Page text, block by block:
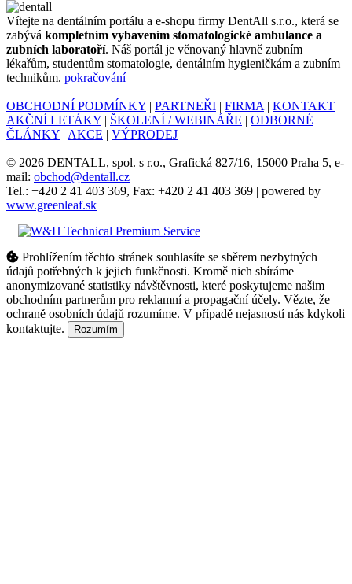
Ví­tejte na dentálním portálu a e-shopu firmy DentAll s.r.o., která se
zabývá kompletním vybavením stomatologické ambulance a
zubních laboratoří. Náš portál je věnovaný hlavně zubním
lékařům, studentům stomatologie, dentálním hygieničkám a zubním
technikům. pokračování
OBCHODNÍ PODMÍNKY | PARTNEŘI | FIRMA | KONTAKT |
AKČNÍ LETÁKY | ŠKOLENÍ / WEBINÁŘE | ODBORNÉ
ČLÁNKY | AKCE | VÝPRODEJ
© 2026 DENTALL, spol. s r.o., Grafická 827/16, 15000 Praha 5, e-
mail: obchod@dentall.cz
Tel.: +420 2 41 403 369, Fax: +420 2 41 403 369 | powered by
www.greenleaf.sk
Prohlížením těchto stránek souhlasíte se sběrem nezbytných
údajů potřebných k jejich funkčnosti. Kromě nich sbíráme
anonymizované statistiky návštěvnosti, které poskytujeme našim
obchodním partnerům pro reklamní a propagační účely. Vězte, že
ochraně osobních údajů rozumíme. V případě nejasností nás kdykoli
kontaktujte.
Rozumím